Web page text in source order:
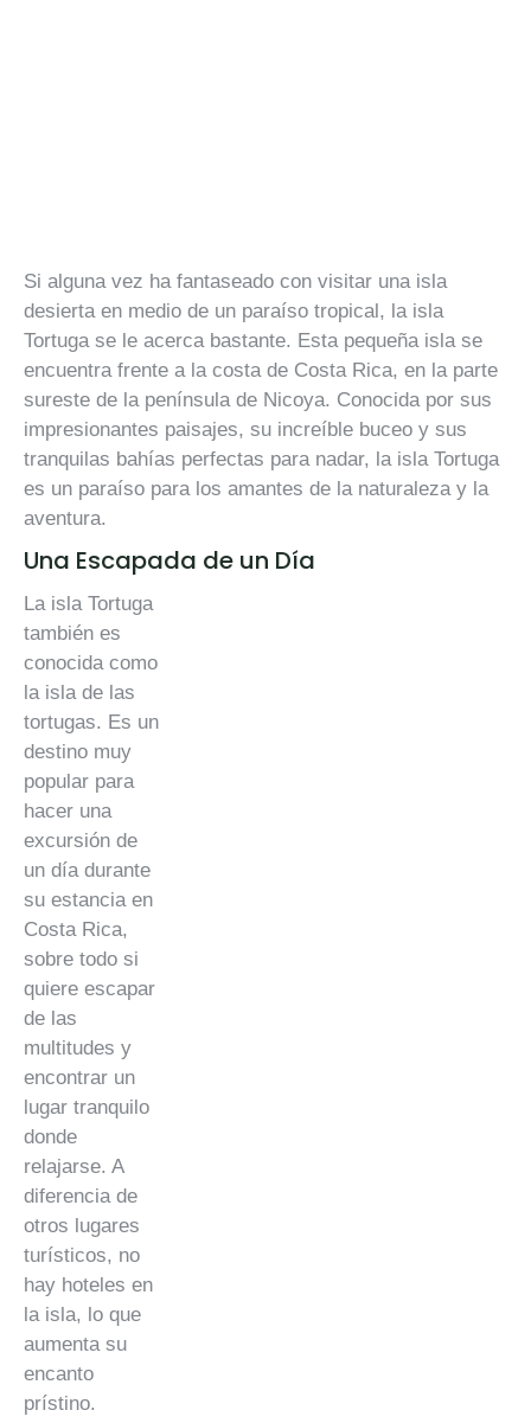
Si alguna vez ha fantaseado con visitar una isla
desierta en medio de un paraíso tropical, la isla
Tortuga se le acerca bastante. Esta pequeña isla se
encuentra frente a la costa de Costa Rica, en la parte
sureste de la península de Nicoya. Conocida por sus
impresionantes paisajes, su increíble buceo y sus
tranquilas bahías perfectas para nadar, la isla Tortuga
es un paraíso para los amantes de la naturaleza y la
aventura.
Una Escapada de un Día
La isla Tortuga
también es
conocida como
la isla de las
tortugas. Es un
destino muy
popular para
hacer una
excursión de
un día durante
su estancia en
Costa Rica,
sobre todo si
quiere escapar
de las
multitudes y
encontrar un
lugar tranquilo
donde
relajarse. A
diferencia de
otros lugares
turísticos, no
hay hoteles en
la isla, lo que
aumenta su
encanto
prístino.